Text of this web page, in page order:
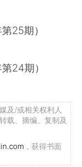
25期）
24期）
及/或相关权利人
载、摘编、复制及
，获得书面